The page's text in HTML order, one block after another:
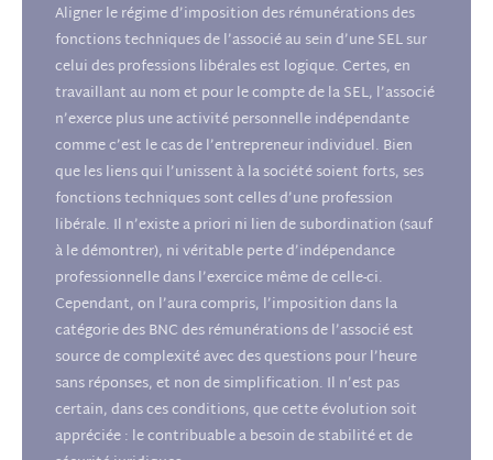
Aligner le régime d’imposition des rémunérations des
fonctions techniques de l’associé au sein d’une SEL sur
celui des professions libérales est logique. Certes, en
travaillant au nom et pour le compte de la SEL, l’associé
n’exerce plus une activité personnelle indépendante
comme c’est le cas de l’entrepreneur individuel. Bien
que les liens qui l’unissent à la société soient forts, ses
fonctions techniques sont celles d’une profession
libérale. Il n’existe a priori ni lien de subordination (sauf
à le démontrer), ni véritable perte d’indépendance
professionnelle dans l’exercice même de celle-ci.
Cependant, on l’aura compris, l’imposition dans la
catégorie des BNC des rémunérations de l’associé est
source de complexité avec des questions pour l’heure
sans réponses, et non de simplification. Il n’est pas
certain, dans ces conditions, que cette évolution soit
appréciée : le contribuable a besoin de stabilité et de